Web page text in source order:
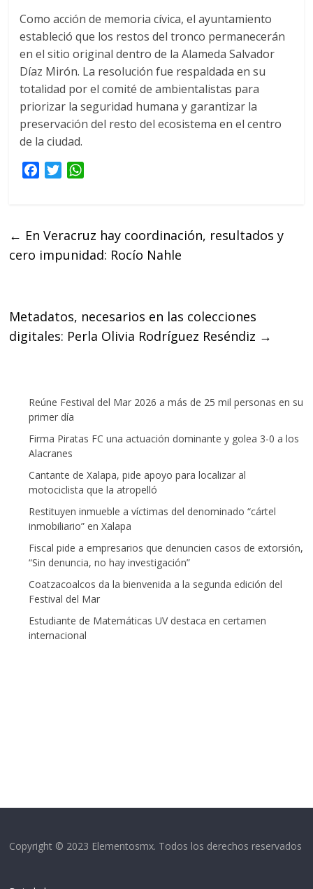
Como acción de memoria cívica, el ayuntamiento
estableció que los restos del tronco permanecerán
en el sitio original dentro de la Alameda Salvador
Díaz Mirón. La resolución fue respaldada en su
totalidad por el comité de ambientalistas para
priorizar la seguridad humana y garantizar la
preservación del resto del ecosistema en el centro
de la ciudad.
b
o
T
t
e
s
A
← En Veracruz hay coordinación, resultados y
cero impunidad: Rocío Nahle
Metadatos, necesarios en las colecciones
digitales: Perla Olivia Rodríguez Reséndiz →
Reúne Festival del Mar 2026 a más de 25 mil personas en su
primer día
Firma Piratas FC una actuación dominante y golea 3-0 a los
Alacranes
Cantante de Xalapa, pide apoyo para localizar al
motociclista que la atropelló
Restituyen inmueble a víctimas del denominado “cártel
inmobiliario” en Xalapa
Fiscal pide a empresarios que denuncien casos de extorsión,
“Sin denuncia, no hay investigación”
Coatzacoalcos da la bienvenida a la segunda edición del
Festival del Mar
Estudiante de Matemáticas UV destaca en certamen
internacional
Copyright © 2023 Elementosmx. Todos los derechos reservados